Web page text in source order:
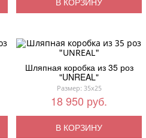
Шляпная коробка из 35 роз
"UNREAL"
Размер: 35x25
18 950 руб.
В КОРЗИНУ